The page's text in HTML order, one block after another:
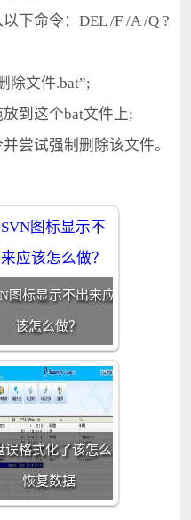
命令：DEL /F /A /Q ?
文件.bat”;
到这个bat文件上;
试强制删除该文件。
图标显示不出来应
该怎么做？
误格式化了该怎么
恢复数据